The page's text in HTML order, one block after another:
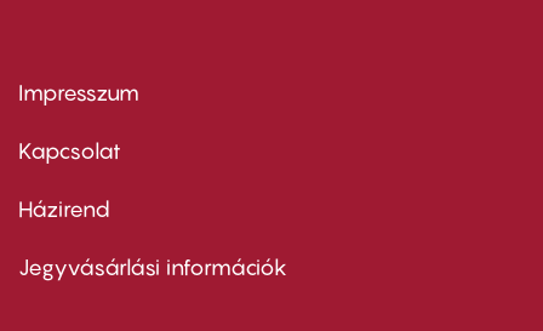
Footer
first
Impresszum
Kapcsolat
Footer
second
Házirend
Jegyvásárlási információk